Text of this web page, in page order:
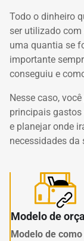
Todo o dinheiro
ser utilizado
uma quantia se
importante
conseguiu e
Nesse caso,
principais
e planejar onde
necessidades da
Modelo de
Modelo de